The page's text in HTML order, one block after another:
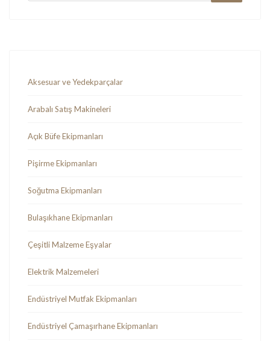
Aksesuar ve Yedekparçalar
Arabalı Satış Makineleri
Açık Büfe Ekipmanları
Pişirme Ekipmanları
Soğutma Ekipmanları
Bulaşıkhane Ekipmanları
Çeşitli Malzeme Eşyalar
Elektrik Malzemeleri
Endüstriyel Mutfak Ekipmanları
Endüstriyel Çamaşırhane Ekipmanları